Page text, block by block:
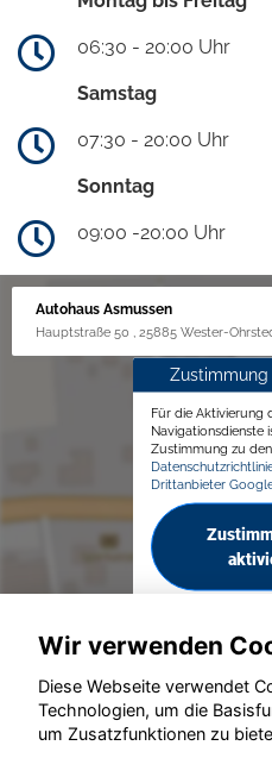
06:30 - 20:00 Uhr
Samstag
07:30 - 20:00 Uhr
Sonntag
09:00 -20:00 Uhr
Autohaus Asmussen
Hauptstraße 50 , 25885 Wester-
Für die Aktivierung
Navigationsdienste
Zustimmung zu den
Drittanbieter
©
Wir verwenden
Diese Webseite verwendet
Technologien, um die
um Zusatzfunktionen zu